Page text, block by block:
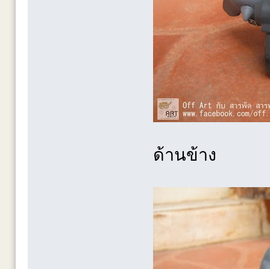
ด้านข้าง